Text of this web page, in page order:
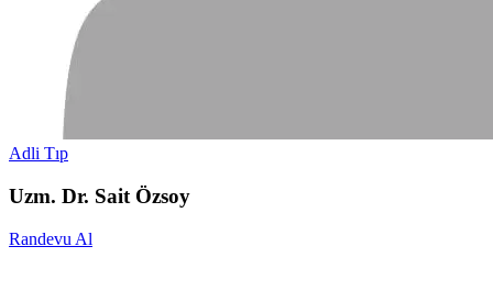
Adli Tıp
Uzm. Dr. Sait Özsoy
Randevu Al